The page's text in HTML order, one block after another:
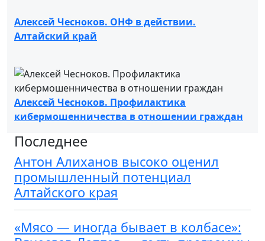
Алексей Чесноков. ОНФ в действии.
Алтайский край
Алексей Чесноков. Профилактика
кибермошенничества в отношении граждан
Последнее
Антон Алиханов высоко оценил
промышленный потенциал
Алтайского края
«Мясо — иногда бывает в колбасе»: